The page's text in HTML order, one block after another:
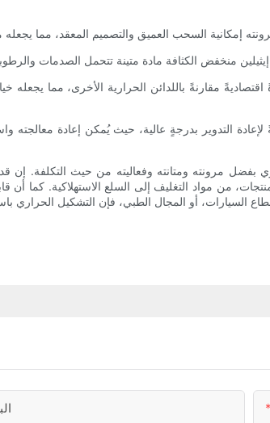
اقتصاديةً مقارنةً باللدائن الحرارية الأخرى، مما
لإعادة التدوير بدرجةٍ عالية، حيث يُمكن إعادة
من مواد التغليف إلى السلع الاستهلاكية. كما أن